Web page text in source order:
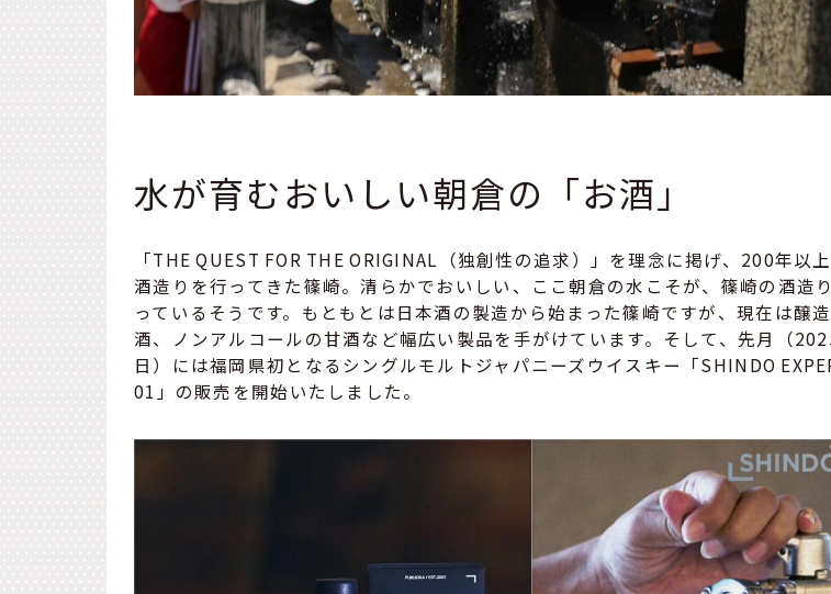
水が育むおいしい朝倉の「お酒」
「THE QUEST FOR THE ORIGINAL（独創性の追求）」を理念に掲げ、200年以
酒造りを行ってきた篠崎。清らかでおいしい、ここ朝倉の水こそが、篠崎の酒造
っているそうです。もともとは日本酒の製造から始まった篠崎ですが、現在は醸
酒、ノンアルコールの甘酒など幅広い製品を手がけています。そして、先月（
日）には福岡県初となるシングルモルトジャパニーズウイスキー「SHINDO
01」の販売を開始いたしました。